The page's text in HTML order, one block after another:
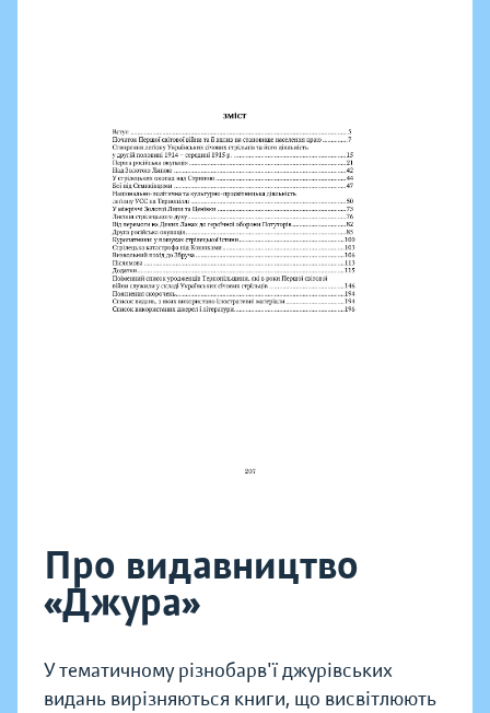
Про видавництво
«Джура»
У тематичному різнобарв'ї джурівських
видань вирізняються книги, що висвітлюють